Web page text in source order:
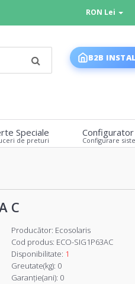
RON Lei
B2B
Speciale
de preturi
Configurator
Configurare
C
Producător: Ecosolaris
Cod produs: ECO-SIG1P63AC
Disponibilitate: 1
Greutate(kg): 0
Garanţie(ani): 0